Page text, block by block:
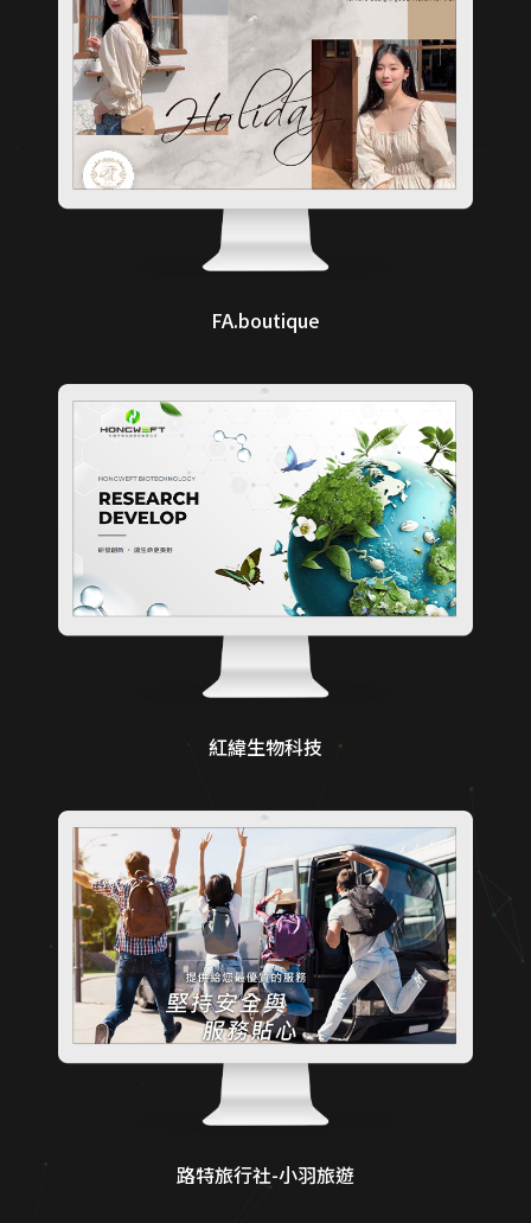
FA.boutique
紅緯生物科技
路特旅行社-小羽旅遊